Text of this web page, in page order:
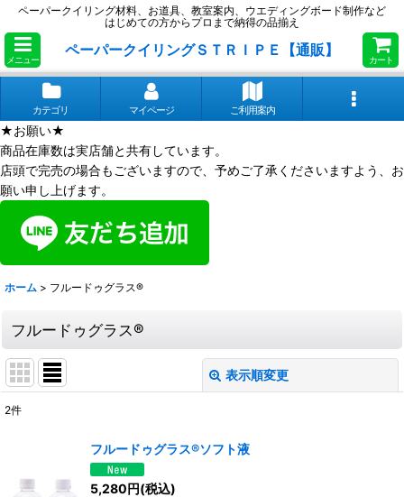
ペーパークイリング材料、お道具、教室案内、ウエディングボード制作など
はじめての方からプロまで納得の品揃え
メニュー
ペーパークイリングＳＴＲＩＰＥ【通販】
カート
カテゴリ マイページ ご利用案内
★お願い★
商品在庫数は実店舗と共有しています。
店頭で完売の場合もございますので、予めご了承くださいますよう、お
願い申し上げます。
ホーム > フルードゥグラス®
フルードゥグラス®
表示順変更
表示数 :
2件
フルードゥグラス®ソフト液
5,280円(税込)